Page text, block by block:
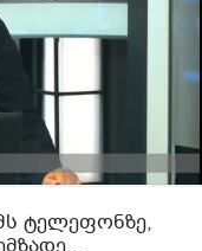
ტელეფონზე,